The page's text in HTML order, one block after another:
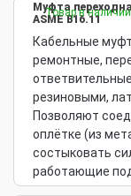
Товар в наличии
Муфта
ASME B16.11
Кабельные
ремонтные,
резиновыми,
Позволяют
оплётке (из
состыковать
работающие